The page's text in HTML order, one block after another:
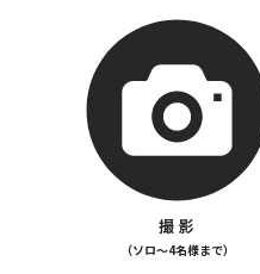
撮 影
（ソロ～4名様まで）